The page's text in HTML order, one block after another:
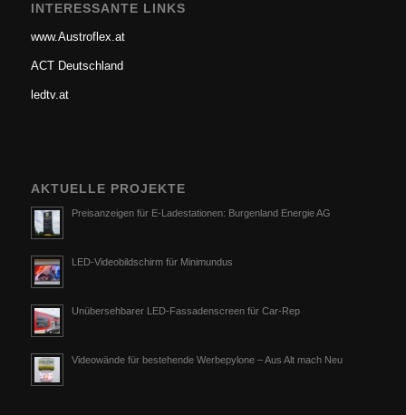
INTERESSANTE LINKS
www.Austroflex.at
ACT Deutschland
ledtv.at
AKTUELLE PROJEKTE
Preisanzeigen für E-Ladestationen: Burgenland Energie AG
LED-Videobildschirm für Minimundus
Unübersehbarer LED-Fassadenscreen für Car-Rep
Videowände für bestehende Werbepylone – Aus Alt mach Neu